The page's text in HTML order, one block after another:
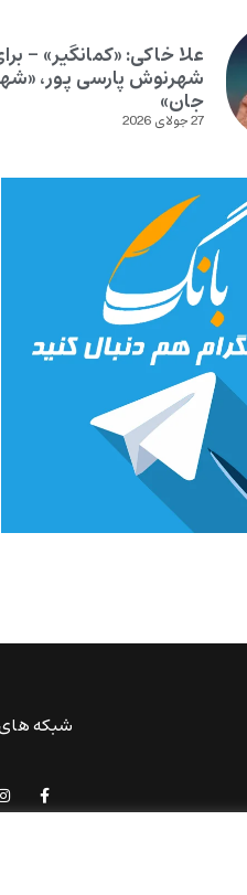
علا خاکی: «کمانگیر» –
شهرنوش پارسی پور،
جان»
27 جولای 2026
شبکه